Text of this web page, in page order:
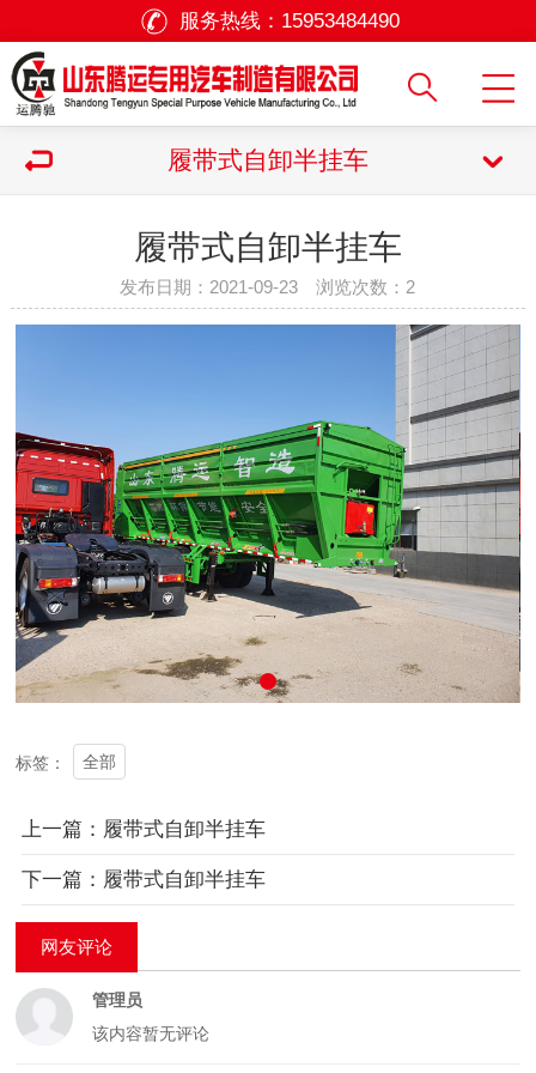
服务热线： 15953484490
履带式自卸半挂车
履带式自卸半挂车
发布日期：2021-09-23 浏览次数： 2
标签： 全部
上一篇：履带式自卸半挂车
下一篇：履带式自卸半挂车
网友评论
管理员
该内容暂无评论